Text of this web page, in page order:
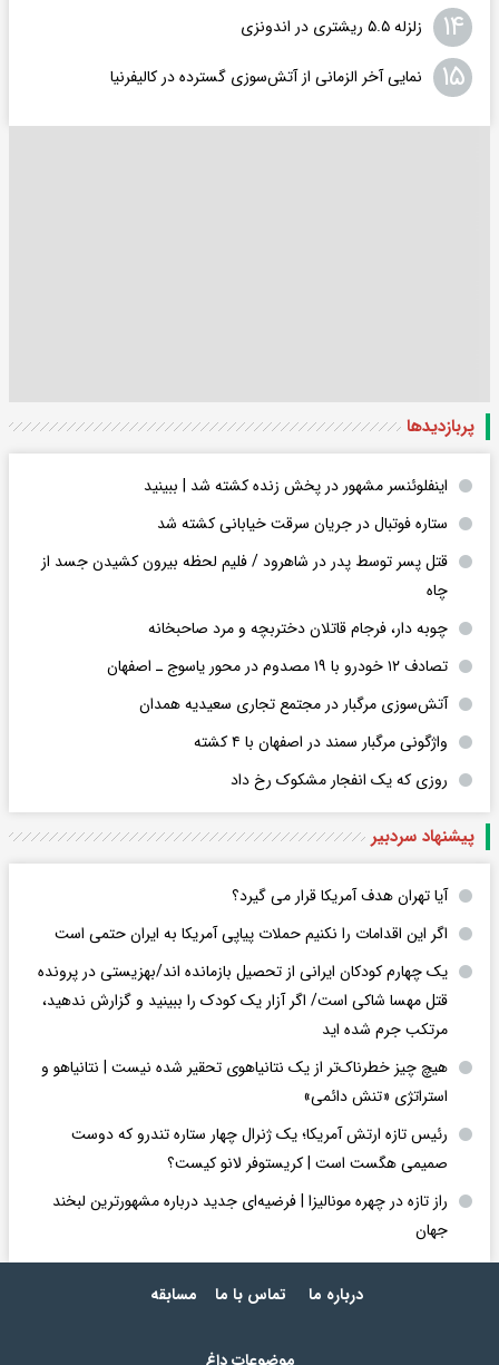
۱۴ زلزله ۵.۵ ریشتری در اندونزی
۱۵ نمایی آخر الزمانی از آتش‌سوزی گسترده در کالیفرنیا
پربازدید‌ها
اینفلوئنسر مشهور در پخش زنده کشته شد | ببینید
ستاره فوتبال در جریان سرقت خیابانی کشته شد
قتل پسر توسط پدر در شاهرود / فلیم لحظه بیرون کشیدن جسد از
چاه
چوبه دار، فرجام قاتلان دختربچه و مرد صاحبخانه
تصادف ۱۲ خودرو با ۱۹ مصدوم در محور یاسوج ـ اصفهان
آتش‌سوزی مرگبار در مجتمع تجاری سعیدیه همدان
واژگونی مرگبار سمند در اصفهان با ۴ کشته
روزی که یک انفجار مشکوک رخ داد
پیشنهاد سردبیر
آیا تهران هدف آمریکا قرار می گیرد؟
اگر این اقدامات را نکنیم حملات پیاپی آمریکا به ایران حتمی است
یک چهارم کودکان ایرانی از تحصیل بازمانده اند/بهزیستی در پرونده
قتل مهسا شاکی است/ اگر آزار یک کودک را ببینید و گزارش ندهید،
مرتکب جرم شده اید
هیچ چیز خطرناک‌تر از یک نتانیاهوی تحقیر شده نیست | نتانیاهو و
استراتژی «تنش دائمی»
رئیس تازه ارتش آمریکا؛ یک ژنرال چهار ستاره تندرو که دوست
صمیمی هگست است | کریستوفر لانو کیست؟
راز تازه در چهره مونالیزا | فرضیه‌ای جدید درباره مشهورترین لبخند
جهان
درباره ما تماس با ما مسابقه